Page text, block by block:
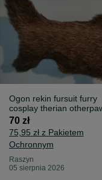
Ogon rekin fursuit furry
cosplay therian
Wykonany ze sztucznego
futra Futro zostało
żeby zaznaczyć płetwy
szyty ręcznie
70 zł
75,95 zł z Pakietem
Ochronnym
Raszyn
05 sierpnia 2026